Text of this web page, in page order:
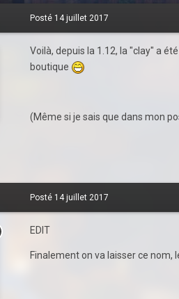
Posté 14 juillet 2017
Voilà, depuis la 1.12, la "clay" a
boutique
(Même si je sais que dans mon
Posté 14 juillet 2017
EDIT
Finalement on va laisser ce